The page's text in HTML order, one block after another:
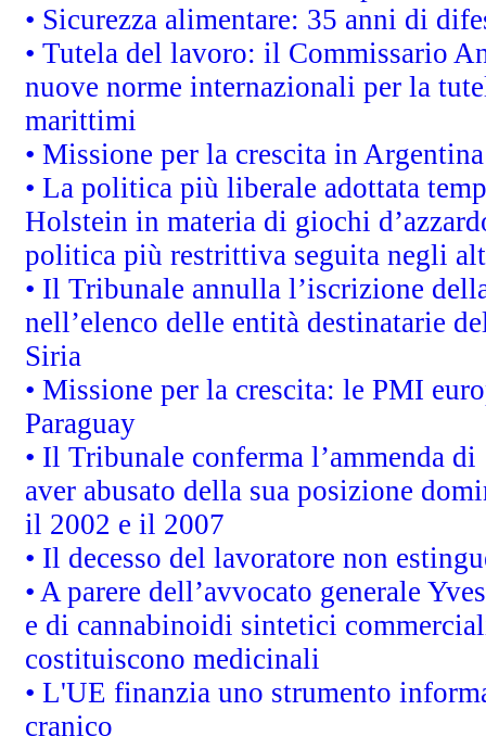
• Sicurezza alimentare: 35 anni di
• Tutela del lavoro: il Commissario
nuove norme internazionali per la
marittimi
• Missione per la crescita in
• La politica più liberale adottata
Holstein in materia di giochi
politica più restrittiva seguita negli
• Il Tribunale annulla l’iscrizione
nell’elenco delle entità destinatarie
Siria
• Missione per la crescita: le PMI
Paraguay
• Il Tribunale conferma l’ammenda
aver abusato della sua posizione
il 2002 e il 2007
• Il decesso del lavoratore non
• A parere dell’avvocato generale
e di cannabinoidi sintetici
costituiscono medicinali
• L'UE finanzia uno strumento
cranico